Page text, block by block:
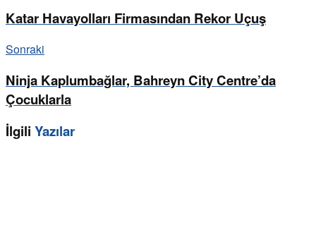
Katar Havayolları Firmasından Rekor Uçuş
Sonraki
Ninja Kaplumbağlar, Bahreyn City Centre’da
Çocuklarla
İlgili Yazılar